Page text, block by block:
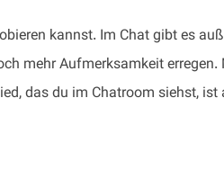
kannst. Im Chat gibt es
mehr Aufmerksamkeit erregen.
das du im Chatroom siehst,